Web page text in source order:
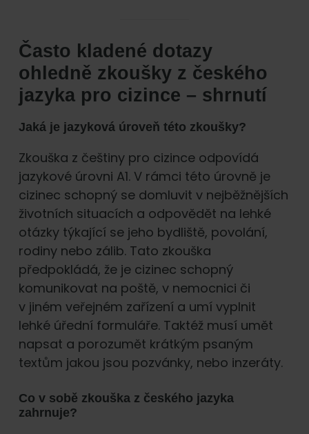
Často kladené dotazy
ohledně zkoušky z českého
jazyka pro cizince – shrnutí
Jaká je jazyková úroveň této zkoušky?
Zkouška z češtiny pro cizince odpovídá
jazykové úrovni A1. V rámci této úrovně je
cizinec schopný se domluvit v nejběžnějších
životních situacích a odpovědět na lehké
otázky týkající se jeho bydliště, povolání,
rodiny nebo zálib. Tato zkouška
předpokládá, že je cizinec schopný
komunikovat na poště, v nemocnici či
v jiném veřejném zařízení a umí vyplnit
lehké úřední formuláře. Taktéž musí umět
napsat a porozumět krátkým psaným
textům jakou jsou pozvánky, nebo inzeráty.
Co v sobě zkouška z českého jazyka
zahrnuje?